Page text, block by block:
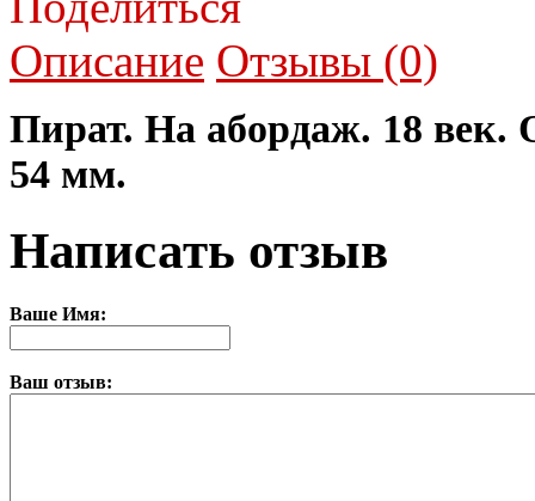
Описание Отзывы (0)
Пират. На абордаж. 18 век.
54 мм.
Написать отзыв
Ваше Имя:
Ваш отзыв: